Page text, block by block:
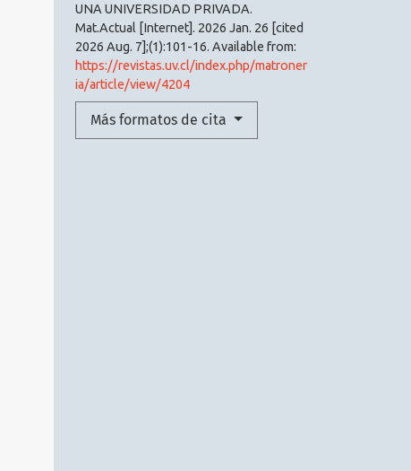
UNA UNIVERSIDAD PRIVADA.
Mat.Actual [Internet]. 2026 Jan. 26 [cited
2026 Aug. 7];(1):101-16. Available from:
https://revistas.uv.cl/index.php/matroner
ia/article/view/4204
Más formatos de cita